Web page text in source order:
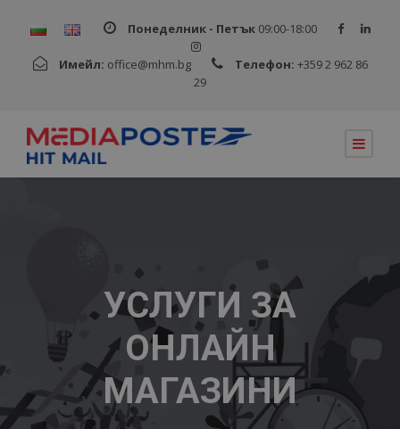
Понеделник - Петък09:00-18:00
Имейл: office@mhm.bg Телефон: +359 2 962 86
29
УСЛУГИ ЗА
ОНЛАЙН
МАГАЗИНИ